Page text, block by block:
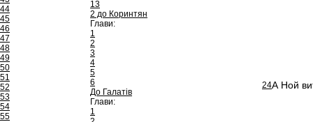
44
45
46
47
48
49
50
51
52
53
54
55
13
2 до Коринтян
Глави:
1
2
3
4
5
6
До Галатів
Глави:
1
24А Ной